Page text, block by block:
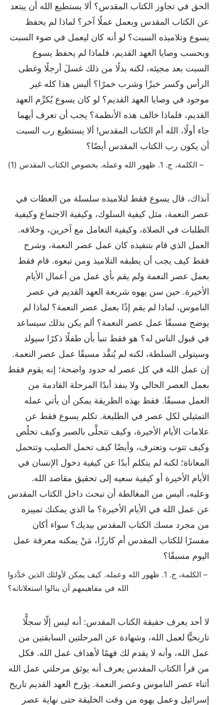
الحق في تجاوز الكتاب المقدس؟ ألا يستطيع الله أن يبتعد
عن الكتاب المقدس ويعمل عملًا آخر؟ لماذا لم يحفظ
يسوع وتلاميذه السبت؟ لو أنه كان ليعمل في ضوء السبت
وبحسب وصايا العهد القديم، فلماذا لم يحفظ يسوع
السبت بعد مجيئه، لكنه بدلًا من ذلك غسلَ أرجلًا وغطى
الرأس وكسر خبزًا وشرب خمرًا؟ أليس هذا كله غير
موجود في وصايا العهد القديم؟ لو كان يسوع يُكرِّم العهد
القديم، فلماذا خالف هذه الأنظمة؟ يجب أن تعرف أيهما
جاء أولًا، الله أم الكتاب المقدس! ألا يستطيع رب السبت
أن يكون رب الكتاب المقدس أيضًا؟
– الكلمة، ج. 1. ظهور الله وعمله. بخصوص الكتاب المقدس (1)
آنذاك، قال يسوع فقط لتلاميذه سلسلة من العظات في
عصر النعمة، مثل كيفية السلوك، وكيفية الاجتماع وكيفية
الطلبات في الصلاة، وكيفية التعامل مع آخرين، وخلافه.
العمل الذي قام بتنفيذه كان عمل عصر النعمة، وشرح
فقط كيف يجب أن يطبقه التلاميذ ومن تبعوه. قام فقط
بعمل عصر النعمة ولم يقم بأي عمل من أعمال الأيام
الأخيرة. حين سن يهوه شريعة العهد القديم في عصر
الناموس، لماذا لم يقم إذًا بعمل عصر النعمة؟ لماذا لم
يوضح مسبقًا عمل عصر النعمة؟ ألم يكن بذلك سيساعد
في قبول الناس له؟ هو فقط تنبأ بأن طفلًا ذكرًا سيولد
وسيتولى السلطة، لكنه لم يُنفَّذ مسبقًا عمل عصر النعمة.
إن عمل الله في كل عصر له حدود واضحة؛ إنه يقوم فقط
بعمل العصر الحالي ولا ينفذ أبدًا المرحلة القادمة من
العمل مسبقًا. فقط بهذه الطريقة يمكن أن يأتي عمله
التمثيلي لكل عصر في الطليعة. تكلم يسوع فقط عن
علامات الأيام الأخيرة، وكيف تتحلَّى بالصبر وكيف تخلُص
وكيف تتوب وتعترف، وأيضًا كيف تحمل الصليب وتتحمل
المعاناة؛ لكنه لم يتكلم أبدًا عن كيفية دخول الإنسان في
الأيام الأخيرة أو كيفية سعيه إلى تحقيق مقاصد الله.
وعليه، أليس من المغالطة أن تبحث داخل الكتاب المقدس
عن عمل الله في الأيام الأخيرة؟ ما الذي يمكنك تمييزه
من مجرد مسك الكتاب المقدس بيديك؟ سواء أكان
مفسرًا للكتاب المقدس أم كارزًا، مَنْ يمكنه معرفة عمل
اليوم مسبقًا؟
– الكلمة، ج. 1. ظهور الله وعمله. كيف يمكن لأولئك الذين حَدَّدوا
الله في مفاهيمهم أن ينالوا استعلاناته؟
لا أحد يعرف حقيقة الكتاب المقدس: أنه ليس إلّا سجلًّا
تاريخيًّا لعمل الله، وشهادة عن المرحلتين السابقتين من
عمل الله، وأنه لا يقدم لك فهمًا لأهداف عمل الله. فكل
من قرأ الكتاب المقدس يعرف أنه يوثق مرحلتي عمل الله
أثناء عصر الناموس وعصر النعمة. يؤرخ العهد القديم تاريخ
إسرائيل وعمل يهوه من وقت الخليقة حتى نهاية عصر